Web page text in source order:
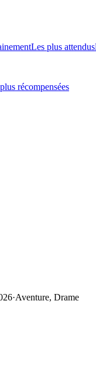
Les plus attendus
récompensées
·Aventure, Drame